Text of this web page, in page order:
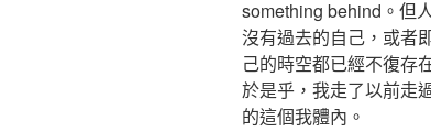
something behind。但
沒有過去的自己，或者
己的時空都已經不復存
於是乎，我走了以前走
的這個我體內。